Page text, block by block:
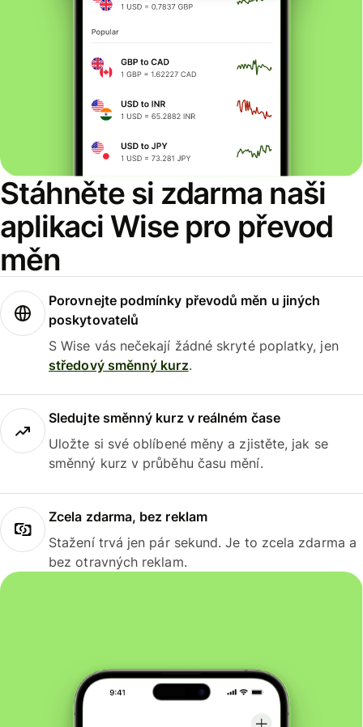
Stáhněte si zdarma naši
aplikaci Wise pro převod
měn
Porovnejte podmínky převodů měn u jiných
poskytovatelů
S Wise vás nečekají žádné skryté poplatky, jen
středový směnný kurz.
Sledujte směnný kurz v reálném čase
Uložte si své oblíbené měny a zjistěte, jak se
směnný kurz v průběhu času mění.
Zcela zdarma, bez reklam
Stažení trvá jen pár sekund. Je to zcela zdarma a
bez otravných reklam.